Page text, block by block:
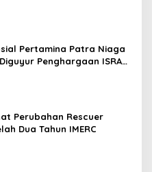
Pertamina Patra Niaga
Penghargaan ISRA
Perubahan Rescuer
Dua Tahun IMERC